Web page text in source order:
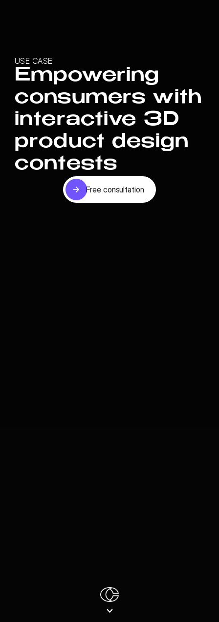
USE CASE
Empowering
consumers with
interactive 3D
product design
contests
Free consultation